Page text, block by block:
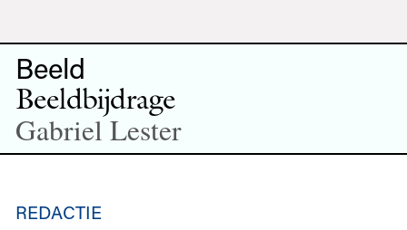
Beeld
Beeldbijdrage
Gabriel Lester
REDACTIE